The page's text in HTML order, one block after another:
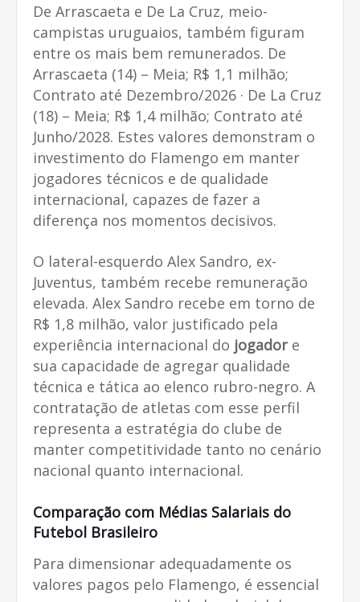
De Arrascaeta e De La Cruz, meio-
campistas uruguaios, também figuram
entre os mais bem remunerados. De
Arrascaeta (14) – Meia; R$ 1,1 milhão;
Contrato até Dezembro/2026 · De La Cruz
(18) – Meia; R$ 1,4 milhão; Contrato até
Junho/2028. Estes valores demonstram o
investimento do Flamengo em manter
jogadores técnicos e de qualidade
internacional, capazes de fazer a
diferença nos momentos decisivos.
O lateral-esquerdo Alex Sandro, ex-
Juventus, também recebe remuneração
elevada. Alex Sandro recebe em torno de
R$ 1,8 milhão, valor justificado pela
experiência internacional do jogadore
sua capacidade de agregar qualidade
técnica e tática ao elenco rubro-negro. A
contratação de atletas com esse perfil
representa a estratégia do clube de
manter competitividade tanto no cenário
nacional quanto internacional.
Comparação com Médias Salariais do
Futebol Brasileiro
Para dimensionar adequadamente os
valores pagos pelo Flamengo, é essencial